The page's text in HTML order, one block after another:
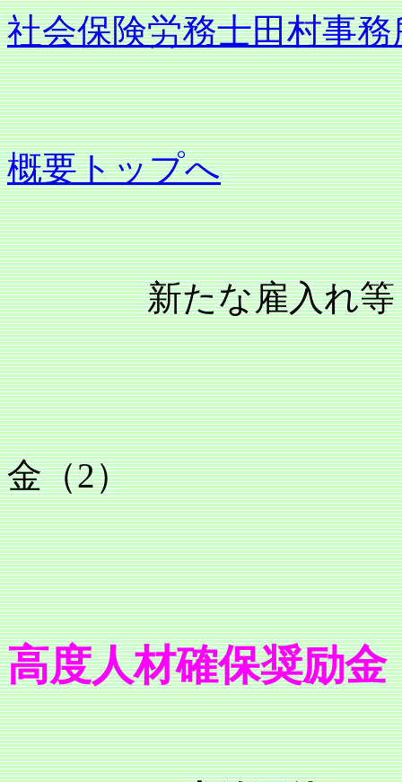
社会保険労務士田村事
概要トップへ
新たな雇入れ等
地域雇用
金（2）
高度人材確保奨励金